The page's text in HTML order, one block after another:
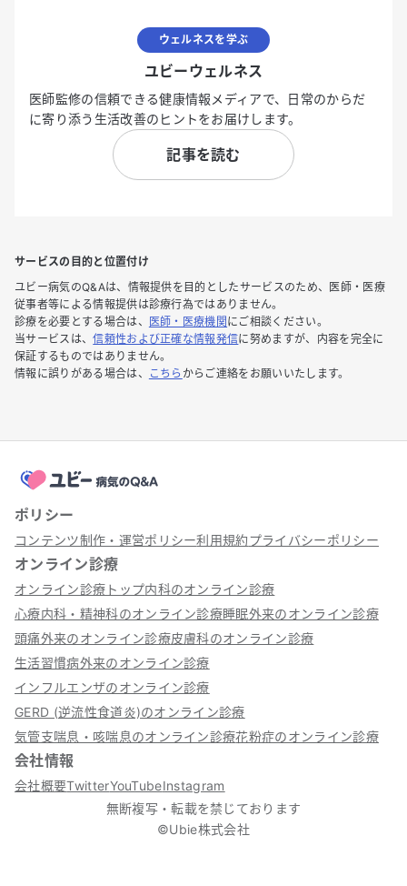
ウェルネスを学ぶ
ユビーウェルネス
医師監修の信頼できる健康情報メディアで、日常のからだ
に寄り添う生活改善のヒントをお届けします。
記事を読む
サービスの目的と位置付け
ユビー病気のQ&Aは、情報提供を目的としたサービスのため、医師・医療
従事者等による情報提供は診療行為ではありません。
診療を必要とする場合は、
医師・医療機関 にご相談ください。
当サービスは、信頼性および正確な情報発信に努めますが、内容を完全に
保証するものではありません。
情報に誤りがある場合は、
こちら からご連絡をお願いいたします。
ポリシー
コンテンツ制作・運営ポリシー利用規約プライバシーポリシー
オンライン診療
オンライン診療トップ内科のオンライン診療
心療内科・精神科のオンライン診療睡眠外来のオンライン診療
頭痛外来のオンライン診療皮膚科のオンライン診療
生活習慣病外来のオンライン診療
インフルエンザのオンライン診療
GERD (逆流性食道炎)のオンライン診療
気管支喘息・咳喘息のオンライン診療花粉症のオンライン診療
会社情報
会社概要TwitterYouTubeInstagram
無断複写・転載を禁じております
©Ubie株式会社